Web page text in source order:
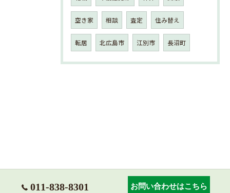
空き家 相談 査定 住み替え
転居 北広島市 江別市 長沼町
011-838-8301 お問い合わせはこちら